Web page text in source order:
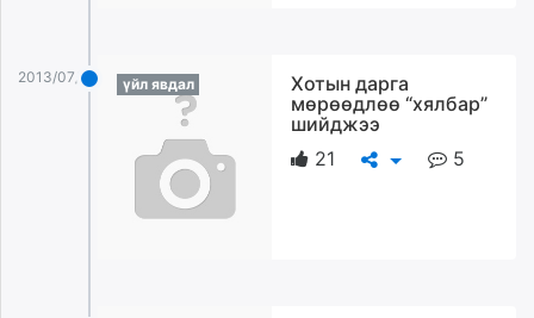
2013/07/24 үйл явдал
Хотын дарга
мөрөөдлөө “хялбар”
шийджээ
21
5